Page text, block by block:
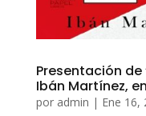
Presentación de
Ibán Martínez,
por admin | Ene 16,